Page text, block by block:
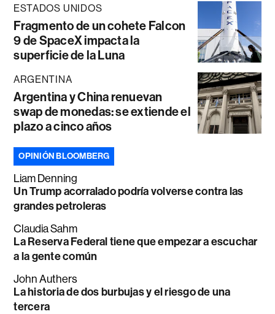
ESTADOS UNIDOS
Fragmento de un cohete Falcon
9 de SpaceX impacta la
superficie de la Luna
ARGENTINA
Argentina y China renuevan
swap de monedas: se extiende el
plazo a cinco años
OPINIÓN BLOOMBERG
Liam Denning
Un Trump acorralado podría volverse contra las
grandes petroleras
Claudia Sahm
La Reserva Federal tiene que empezar a escuchar
a la gente común
John Authers
La historia de dos burbujas y el riesgo de una
tercera